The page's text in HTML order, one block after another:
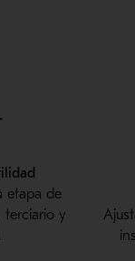
etapa de
terciario y